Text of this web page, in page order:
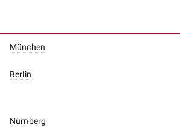
München
Berlin
Nürnberg